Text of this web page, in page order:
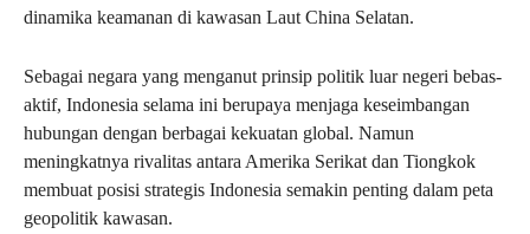
dinamika keamanan di kawasan Laut China Selatan.
Sebagai negara yang menganut prinsip politik luar negeri bebas-
aktif, Indonesia selama ini berupaya menjaga keseimbangan
hubungan dengan berbagai kekuatan global. Namun
meningkatnya rivalitas antara Amerika Serikat dan Tiongkok
membuat posisi strategis Indonesia semakin penting dalam peta
geopolitik kawasan.